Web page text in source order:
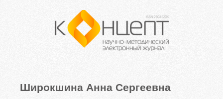
Широкшина Анна Сергеевна